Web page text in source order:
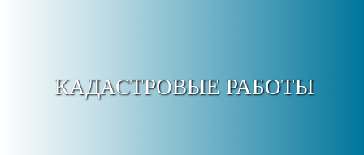
КАДАСТРОВЫЕ РАБОТЫ